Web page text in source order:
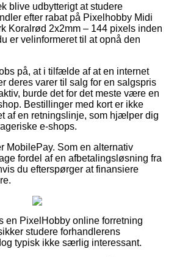
blive udbytterigt at studere
efter rabat på Pixelhobby Midi
Koralrød 2x2mm – 144 pixels inden
er velinformeret til at opnå den
på, at i tilfælde af at en internet
deres varer til salg for en salgspris
burde det for det meste være en
Bestillinger med kort er ikke
af en retningslinje, som hjælper dig
e-shops.
MobilePay. Som en alternativ
fordel af en afbetalingsløsning fra
du efterspørger at finansiere
en PixelHobby online forretning
studere forhandlerens
typisk ikke særlig interessant.